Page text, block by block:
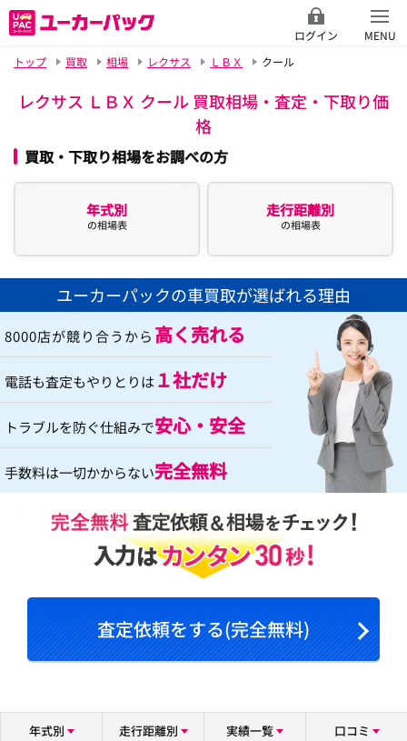
ログイン
MENU
トップ
買取 相場 レクサス ＬＢＸ クール
レクサス ＬＢＸ クール 買取相場・査定・下取り価
格
買取・下取り相場をお調べの方
年式別
の相場表
走行距離別
の相場表
ユーカーパックの車買取が選ばれる理由
8000店が競り合うから 高く売れる
電話も査定もやりとりは １社だけ
トラブルを防ぐ仕組みで安心・安全
手数料は一切かからない完全無料
査定依頼をする(完全無料)
年式別 走行距離別 実績一覧 口コミ